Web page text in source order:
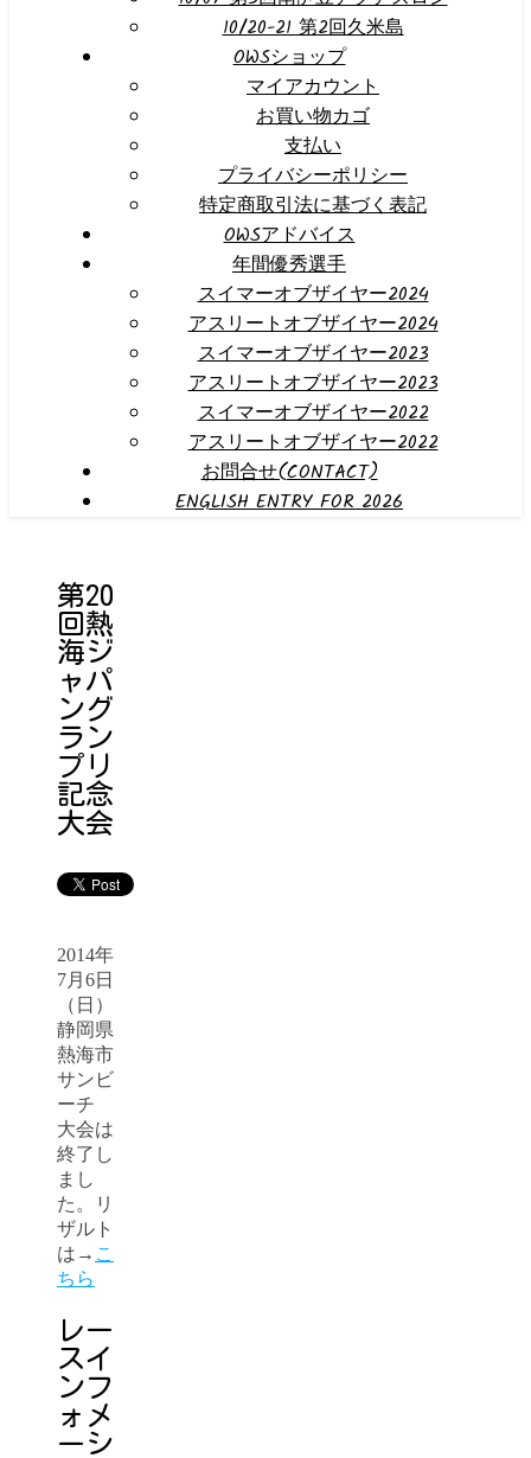
10/20-21 第2回久米島
OWSショップ
マイアカウント
お買い物カゴ
支払い
プライバシーポリシー
特定商取引法に基づく表記
OWSアドバイス
年間優秀選手
スイマーオブザイヤー2024
アスリートオブザイヤー2024
スイマーオブザイヤー2023
アスリートオブザイヤー2023
スイマーオブザイヤー2022
アスリートオブザイヤー2022
お問合せ(CONTACT)
ENGLISH ENTRY FOR 2026
第20
回熱
海ジ
ャパ
ング
ラン
プリ
記念
大会
2014年
7月6日
（日）
静岡県
熱海市
サンビ
ーチ
大会は
終了し
まし
た。リ
ザルト
は→ こ
ちら
レー
スイ
ンフ
ォメ
ーシ